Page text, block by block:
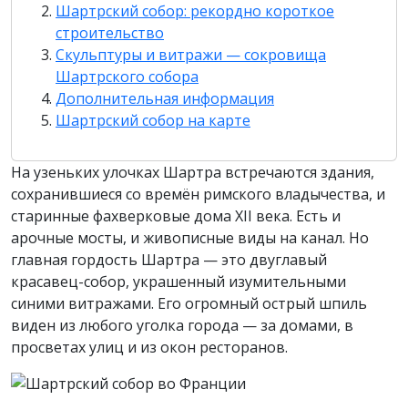
Шартрский собор: рекордно короткое
строительство
Скульптуры и витражи — сокровища
Шартрского собора
Дополнительная информация
Шартрский собор на карте
На узеньких улочках Шартра встречаются здания,
сохранившиеся со времён римского владычества, и
старинные фахверковые дома XII века. Есть и
арочные мосты, и живописные виды на канал. Но
главная гордость Шартра — это двуглавый
красавец-собор, украшенный изумительными
синими витражами. Его огромный острый шпиль
виден из любого уголка города — за домами, в
просветах улиц и из окон ресторанов.